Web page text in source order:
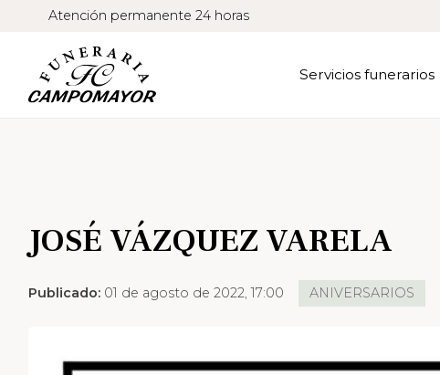
Atención permanente 24 horas
Servicios funerarios
JOSÉ VÁZQUEZ VARELA
Publicado: 01 de agosto de 2022, 17:00 ANIVERSARIOS